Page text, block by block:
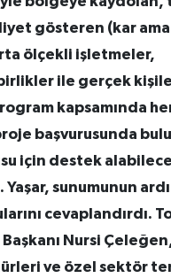
gösteren (kar
ölçekli işletmeler,
ile gerçek
kapsamında
başvurusunda
için destek
Yaşar, sunumunun
cevaplandırdı.
Nursi
ve özel sektör